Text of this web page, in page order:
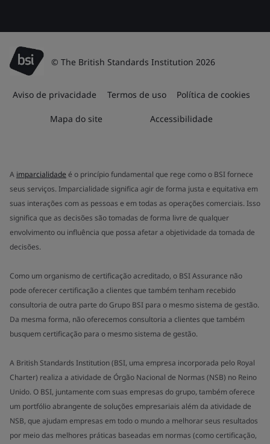
© The British Standards Institution 2026
Aviso de privacidade Termos de uso Política de cookies
Mapa do site Accessibilidade
A imparcialidade é o princípio fundamental que rege como o BSI fornece
seus serviços. Imparcialidade significa agir de forma justa e equitativa em
suas interações com as pessoas e em todas as operações comerciais. Isso
significa que as decisões são tomadas de forma livre de qualquer
envolvimento ou influência que possa afetar a objetividade da tomada de
decisões.
Como um organismo de certificação acreditado, o BSI Assurance não
pode oferecer certificação a clientes que também tenham recebido
consultoria de outra parte do Grupo BSI para o mesmo sistema de gestão.
Da mesma forma, não oferecemos consultoria a clientes que também
busquem certificação para o mesmo sistema de gestão.
A British Standards Institution (BSI, uma empresa incorporada pelo Royal
Charter) realiza a atividade de Órgão Nacional de Normas (NSB) no Reino
Unido. O BSI, juntamente com suas empresas do grupo, também oferece
um portfólio abrangente de soluções empresariais além da atividade de
NSB, que ajudam empresas em todo o mundo a melhorar seus resultados
por meio das melhores práticas baseadas em normas (como certificação,